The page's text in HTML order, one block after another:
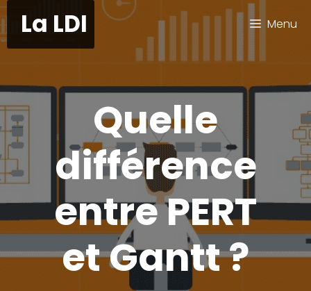
Aller
contenu
La LDI Menu
Quelle
différence
entre PERT
et Gantt ?